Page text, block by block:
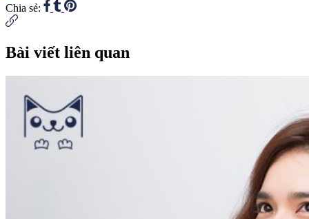
Chia sẻ:
Bài viết liên quan